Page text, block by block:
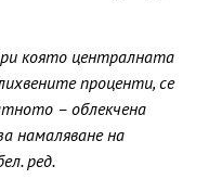
която централната
проценти, се
– облекчена
намаляване на
ред.